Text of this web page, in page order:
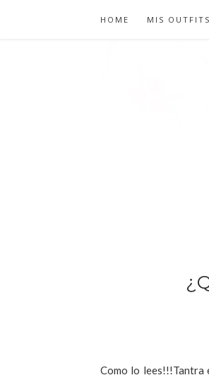
HOME MIS OUTFITS
Como lo lees!!!Tantra